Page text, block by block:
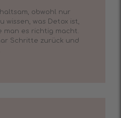
obwohl nur
wissen, was Detox ist,
man es richtig macht.
Schritte zurück und